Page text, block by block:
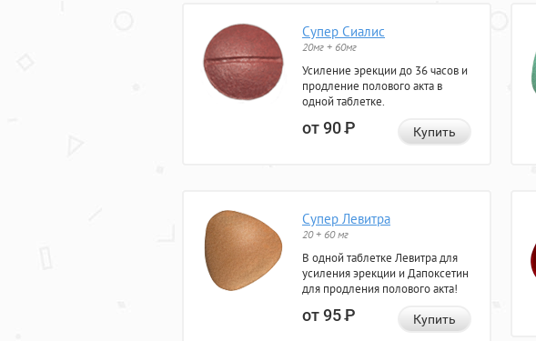
Супер Сиалис
20мг + 60мг
Усиление эрекции до 36 часов и
продление полового акта в
одной таблетке.
от 90Р Купить
Супер Левитра
20 + 60 мг
В одной таблетке Левитра для
усиления эрекции и Дапоксетин
для продления полового акта!
от 95Р Купить